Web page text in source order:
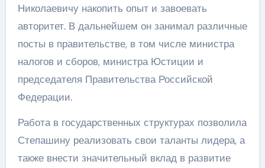
Николаевичу накопить опыт и завоевать
авторитет. В дальнейшем он занимал различные
посты в правительстве, в том числе министра
налогов и сборов, министра Юстиции и
председателя Правительства Российской
Федерации.
Работа в государственных структурах позволила
Степашину реализовать свои таланты лидера, а
также внести значительный вклад в развитие